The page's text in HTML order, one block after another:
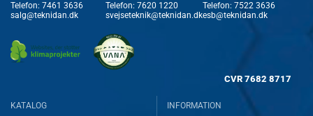
Telefon: 7461 3636
salg@teknidan.dk
Telefon: 7620 1220
svejseteknik@teknidan.dk
Telefon: 7522 3636
esb@teknidan.dk
CVR 7682 8717
KATALOG INFORMATION